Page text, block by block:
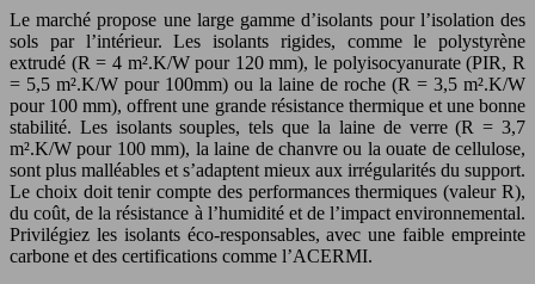
Le marché propose une large gamme d’isolants pour l’isolation des
sols par l’intérieur. Les isolants rigides, comme le polystyrène
extrudé (R = 4 m².K/W pour 120 mm), le polyisocyanurate (PIR, R
= 5,5 m².K/W pour 100mm) ou la laine de roche (R = 3,5 m².K/W
pour 100 mm), offrent une grande résistance thermique et une bonne
stabilité. Les isolants souples, tels que la laine de verre (R = 3,7
m².K/W pour 100 mm), la laine de chanvre ou la ouate de cellulose,
sont plus malléables et s’adaptent mieux aux irrégularités du support.
Le choix doit tenir compte des performances thermiques (valeur R),
du coût, de la résistance à l’humidité et de l’impact environnemental.
Privilégiez les isolants éco-responsables, avec une faible empreinte
carbone et des certifications comme l’ACERMI.